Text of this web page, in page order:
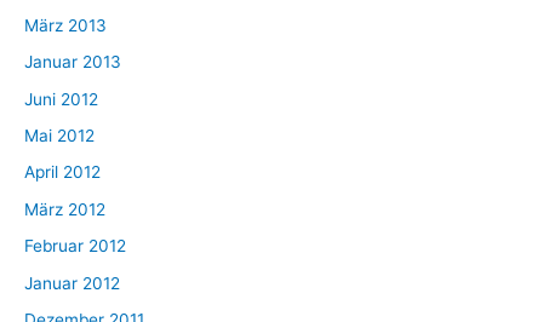
März 2013
Januar 2013
Juni 2012
Mai 2012
April 2012
März 2012
Februar 2012
Januar 2012